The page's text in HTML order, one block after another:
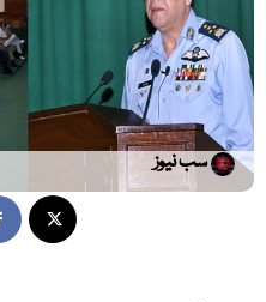
سب نیوز